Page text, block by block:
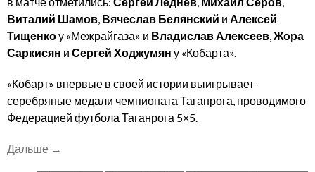
Виталий Шамов, Вячеслав Белянский и Алексей
Тищенкоу «Межрайгаза» и Владислав Алексеев,Жора
Саркисян и Сергей Ходжумян у «Кобарта».
«Кобарт» впервые в своей истории выигрывает
серебряные медали чемпионата Таганрога, проводимого
Федерацией футбола Таганрога 5×5.
Дальше ««Кобарт»
→